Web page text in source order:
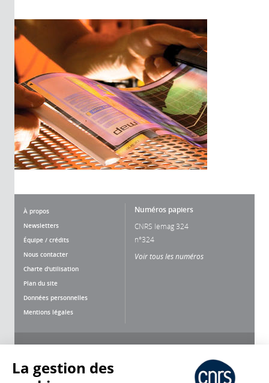
À propos
Newsletters
Équipe / crédits
Nous contacter
Charte d'utilisation
Plan du site
Données personnelles
Mentions légales
Numéros papiers
CNRS lemag 324
n°324
Voir tous les numéros
La gestion des